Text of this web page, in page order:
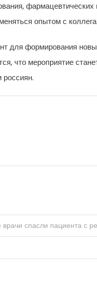
опытом с
для формирования
что мероприятие
врачи спасли пациента с